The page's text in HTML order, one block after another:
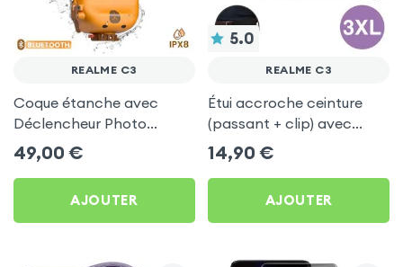
REALME C3
Coque étanche avec
Déclencheur Photo
Bluetooth pour Realme
C3
49,00 €
AJOUTER
5.0
REALME C3
Étui accroche ceinture
(passant + clip) avec
rabat magnétique - Noir
pour Realme C3
14,90 €
AJOUTER